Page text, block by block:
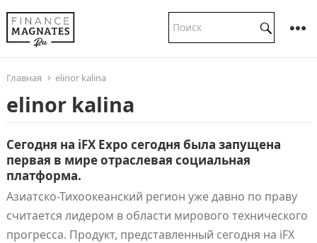
Главная elinor kalina
elinor kalina
Сегодня на iFX Expo сегодня была запущена
первая в мире отраслевая социальная
платформа.
Азиатско-Тихоокеанский регион уже давно по праву
считается лидером в области мирового технического
прогресса. Продукт, представленный сегодня на iFX